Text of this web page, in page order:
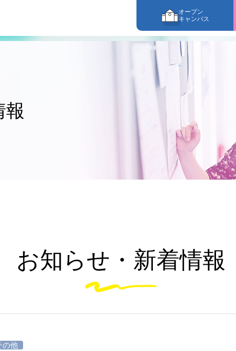
オープン
キャンパス
報
お知らせ・新着情報
の他